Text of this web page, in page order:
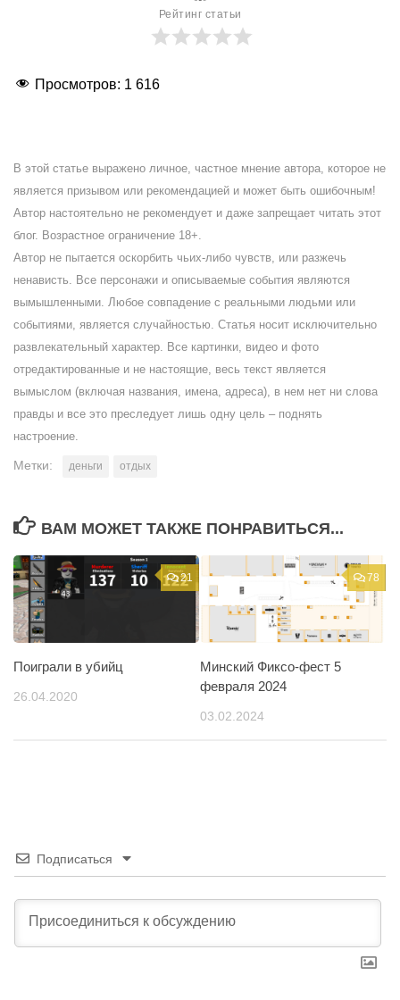
Рейтинг статьи
Просмотров: 1 616
В этой статье выражено личное, частное мнение автора, которое не
является призывом или рекомендацией и может быть ошибочным!
Автор настоятельно не рекомендует и даже запрещает читать этот
блог. Возрастное ограничение 18+.
Автор не пытается оскорбить чьих-либо чувств, или разжечь
ненависть. Все персонажи и описываемые события являются
вымышленными. Любое совпадение с реальными людьми или
событиями, является случайностью. Статья носит исключительно
развлекательный характер. Все картинки, видео и фото
отредактированные и не настоящие, весь текст является
вымыслом (включая названия, имена, адреса), в нем нет ни слова
правды и все это преследует лишь одну цель – поднять
настроение.
Метки: деньги отдых
ВАМ МОЖЕТ ТАКЖЕ ПОНРАВИТЬСЯ...
21
Поиграли в убийц
26.04.2020
78
Минский Фиксо-фест 5
февраля 2024
03.02.2024
Подписаться